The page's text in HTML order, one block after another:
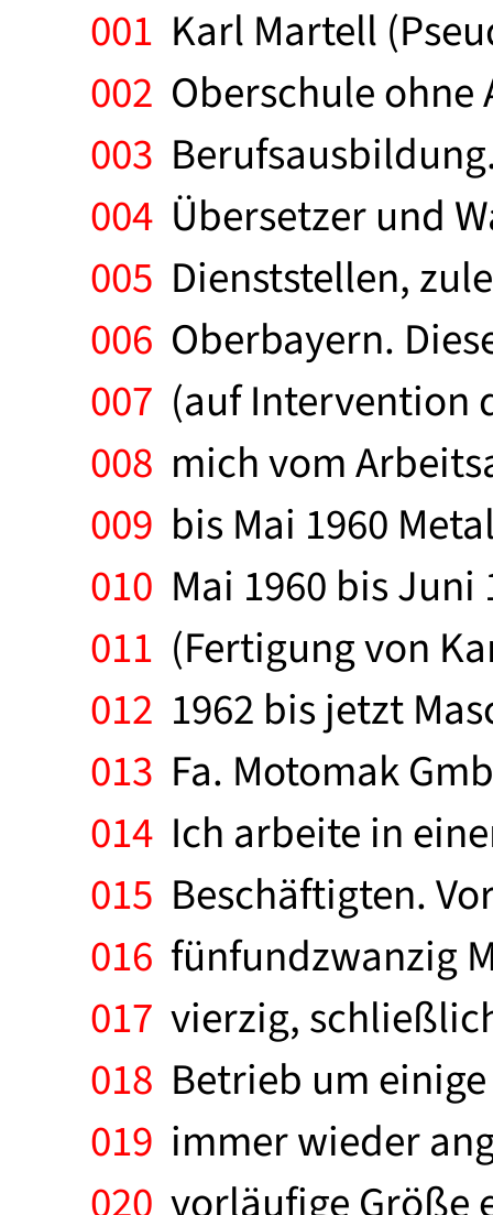
001 Karl Martell
002 Oberschule
003
004 Übersetzer und
005 Dienststellen,
006 Oberbayern.
007 (auf Intervention
008 mich vom
009 bis Mai 1960
010 Mai 1960 bis
011 (Fertigung von
012 1962 bis jetzt
013 Fa. Motomak
014 Ich arbeite in
015 Beschäftigten.
016 fünfundzwanzig
017 vierzig,
018 Betrieb um
019 immer wieder